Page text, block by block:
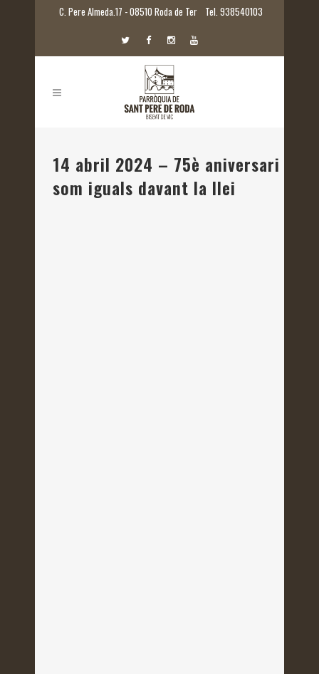
C. Pere Almeda.17 - 08510 Roda de Ter Tel. 938540103
14 abril 2024 – 75è aniversari
som iguals davant la llei